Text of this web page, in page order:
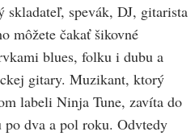
spevák, DJ, gitarista
môžete čakať šikovné
blues, folku i dubu a
gitary. Muzikant, ktorý
labeli Ninja Tune, zavíta do
po dva a pol roku. Odvtedy